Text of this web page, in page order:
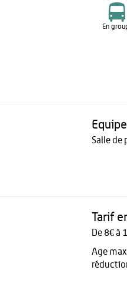
En
Salle de
Tarif
De 8€ à
Age